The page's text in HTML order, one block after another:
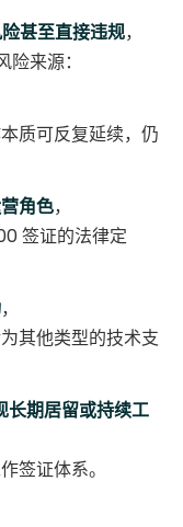
甚至直接违规，
来源：
质可反复延续，仍
角色，
签证的法律定
，
其他类型的技术支
长期居留或持续工
签证体系。